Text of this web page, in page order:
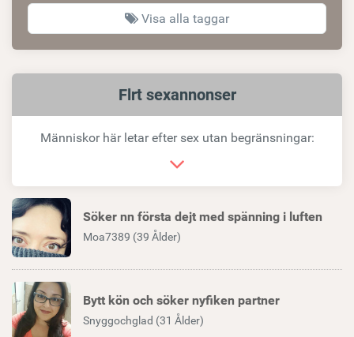
Visa alla taggar
Relaterad
länk
Flrt sexannonser
Människor här letar efter sex utan begränsningar:
Söker nn första dejt med spänning i luften
Moa7389 (39 Ålder)
Bytt kön och söker nyfiken partner
Snyggochglad (31 Ålder)